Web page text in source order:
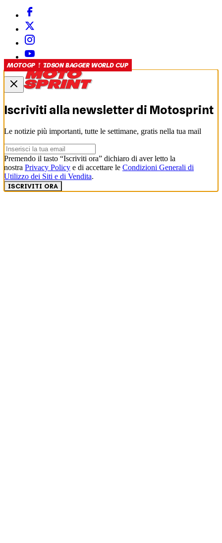
HARLEY-DAVIDSON BAGGER WORLD CUP
HARLEY-DAVIDSON BAGGER WORLD CUP
SUPERBIKE
MOTOGP
MOTOGP
MOTOGP
MOTOGP
Iscriviti alla newsletter di Motosprint
Le notizie più importanti, tutte le settimane, gratis nella tua mail
Premendo il tasto “Iscriviti ora” dichiaro di aver letto la
nostra Privacy Policy e di accettare le Condizioni Generali di
Utilizzo dei Siti e di Vendita.
ISCRIVITI ORA